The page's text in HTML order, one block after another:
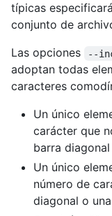
típicas
conjunto de
Las opciones
--
adoptan todas
caracteres
Un único
carácter que
barra
Un único
número de
diagonal o